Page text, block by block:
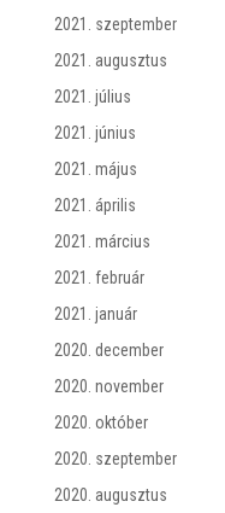
2021. szeptember
2021. augusztus
2021. július
2021. június
2021. május
2021. április
2021. március
2021. február
2021. január
2020. december
2020. november
2020. október
2020. szeptember
2020. augusztus